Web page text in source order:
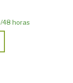
48 horas